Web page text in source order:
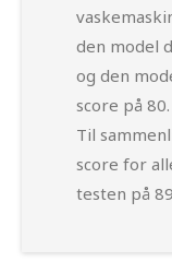
den model
og den
score på 80.
Til
score for
testen på